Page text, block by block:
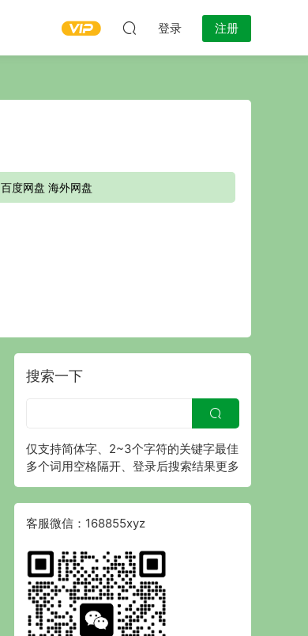
登录 注册
百度网盘 海外网盘
搜索一下
仅支持简体字、2~3个字符的关键字最佳
多个词用空格隔开、登录后搜索结果更多
客服微信：168855xyz